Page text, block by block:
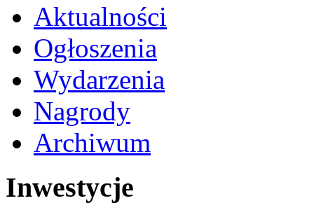
Aktualności
Ogłoszenia
Wydarzenia
Nagrody
Archiwum
Inwestycje